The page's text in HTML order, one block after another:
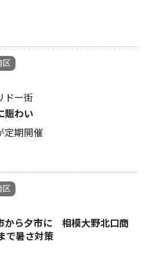
区
ドー街
賑わい
定期開催
区
から夕市に 相模大野北口商
暑さ対策